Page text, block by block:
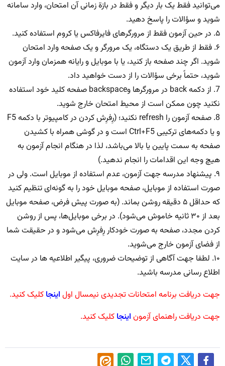
می‌توانید فقط یک بار دیگر و فقط در بازة زمانی آن امتحان، وارد سامانه
شوید و سؤالات را پاسخ دهید.
۵. در حین آزمون فقط از مرورگرهای فایرفاکس یا کروم استفاده کنید.
۶. فقط از طریق یک دستگاه، یک مرورگر و یک صفحه وارد امتحان
شوید. اگر چند صفحه باز کنید، یا با موبایل و رایانه همزمان وارد آزمون
شوید، حتماً برخی سؤالات را از دست خواهید داد.
7. از دکمه back در مرورگرها وbackspace صفحه کلید خود استفاده
نکنید چون ممکن است از محیط امتحان خارج شوید.
8. صفحه آزمون را refresh نکنید؛ (رِفرِش کردن در کامپیوتر با دکمه F5
و یا دکمه‌های ترکیبی Ctrl+F5 است و در گوشی همراه با کشیدن
صفحه به سمت پایین یا بالا می‌باشد، لذا در هنگام انجام آزمون به
هیچ وجه این اقدامات را انجام ندهید.)
۹. پیشنهاد مدرسه جهت آزمون، عدم استفاده از موبایل است. ولی در
صورت استفاده از موبایل، صفحه موبایل خود را به گونه‌ای تنظیم کنید
که حداقل ۵ دقیقه روشن بماند. (به صورت پیش فرض، صفحه موبایل
بعد از ۳۰ ثانیه خاموش می‌شود). در برخی موبایل‌ها، پس از روشن
کردن مجدد، صفحه به صورت خودکار رِفرِش می‌شود و در حقیقت شما
از فضای آزمون خارج می‌شوید.
۱۰. لطفا جهت آگاهی از توضیحات ضروری، پیگیر اطلاعیه ها در سایت
اطلاع رسانی مدرسه باشید.
جهت دریافت برنامه امتحانات تجدیدی نیمسال اول اینجا کلیک کنید.
جهت دریافت راهنمای آزمون اینجا کلیک کنید.